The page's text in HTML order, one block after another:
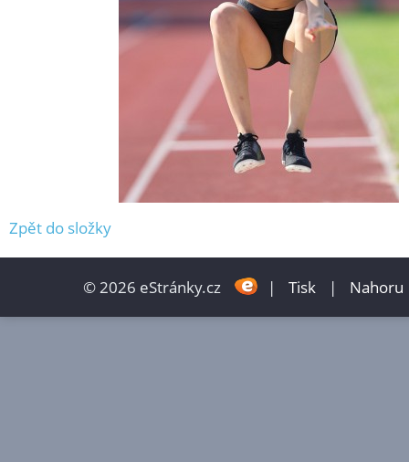
Zpět do složky
© 2026 eStránky.cz | Tisk | Nahoru